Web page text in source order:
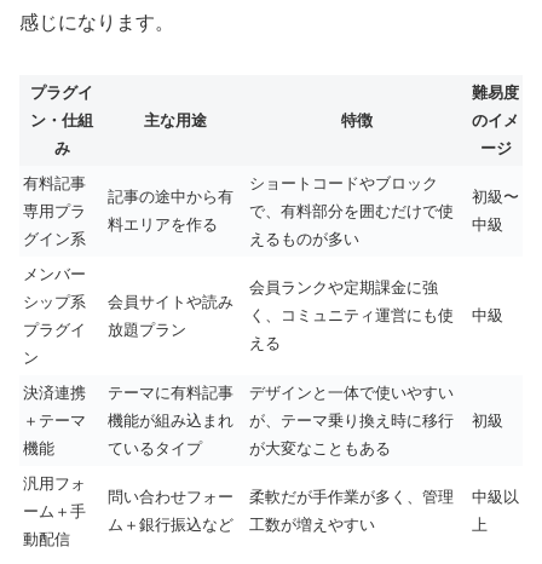
感じになります。
プラグイ
ン・仕組
み
主な用途 特徴
難易度
のイメ
ージ
有料記事
専用プラ
グイン系
記事の途中から有
料エリアを作る
ショートコードやブロック
で、有料部分を囲むだけで使
えるものが多い
初級〜
中級
メンバー
シップ系
プラグイ
ン
会員サイトや読み
放題プラン
会員ランクや定期課金に強
く、コミュニティ運営にも使
える
中級
決済連携
＋テーマ
機能
テーマに有料記事
機能が組み込まれ
ているタイプ
デザインと一体で使いやすい
が、テーマ乗り換え時に移行
が大変なこともある
初級
汎用フォ
ーム＋手
動配信
問い合わせフォー
ム＋銀行振込など
柔軟だが手作業が多く、管理
工数が増えやすい
中級以
上